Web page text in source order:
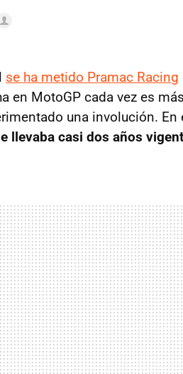
se ha metido Pramac Racing
en MotoGP cada vez es
una involución.
llevaba casi dos años